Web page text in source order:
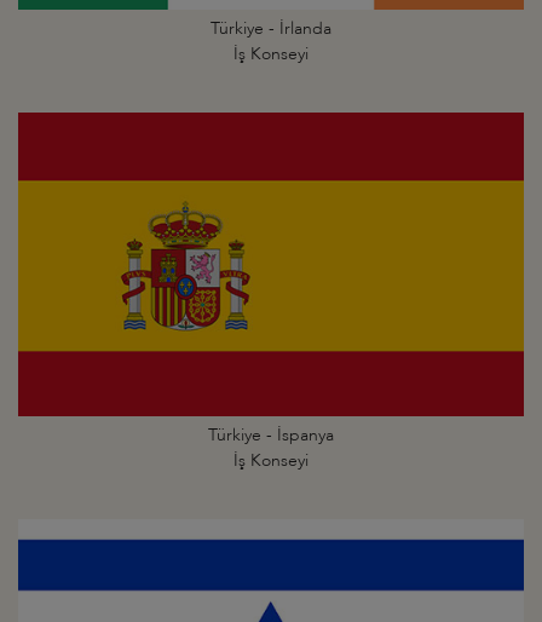
Türkiye - İrlanda
İş Konseyi
Türkiye - İspanya
İş Konseyi